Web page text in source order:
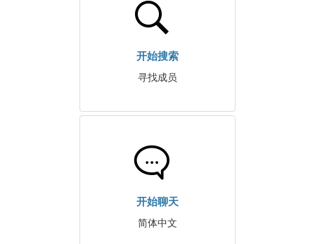
开始搜索
寻找成员
开始聊天
简体中文